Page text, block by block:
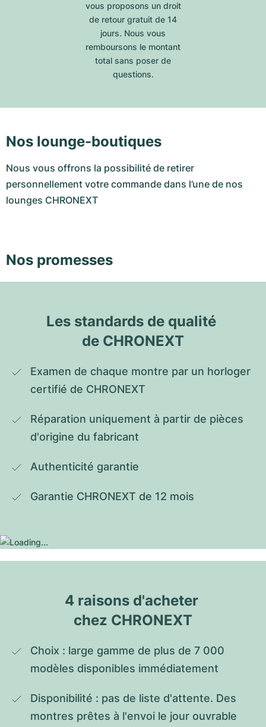
vous proposons un droit
de retour gratuit de 14
jours. Nous vous
remboursons le montant
total sans poser de
questions.
Nos lounge-boutiques
Nous vous offrons la possibilité de retirer
personnellement votre commande dans l’une de nos
lounges CHRONEXT
Nos promesses
Les standards de qualité
de CHRONEXT
Examen de chaque montre par un horloger
certifié de CHRONEXT
Réparation uniquement à partir de pièces
d'origine du fabricant
Authenticité garantie
Garantie CHRONEXT de 12 mois
4 raisons d'acheter
chez CHRONEXT
Choix : large gamme de plus de 7 000
modèles disponibles immédiatement
Disponibilité : pas de liste d'attente. Des
montres prêtes à l'envoi le jour ouvrable